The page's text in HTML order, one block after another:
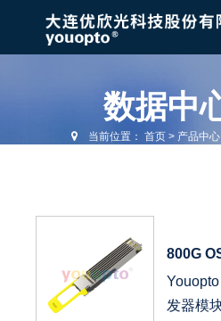
数据中
当前位置：首页 > 产品中心
800G
发器模